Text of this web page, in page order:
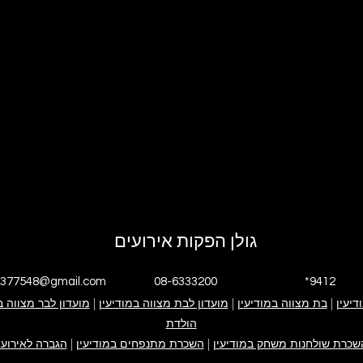
גולן הפקות אירועים
08-6333200 *9412
אנחנו גולן הפקות אירועים אירוע בת מצווה אירוע בר מצווה ימי
קייטנה במודיעין
|בת מצווה במודיעין מועדון לבת מצווה במודיעין מועדון לבר מצווה
הולדת
שולחנות משחק במודיעין השכרת מתנפחים במודיעין הגברה